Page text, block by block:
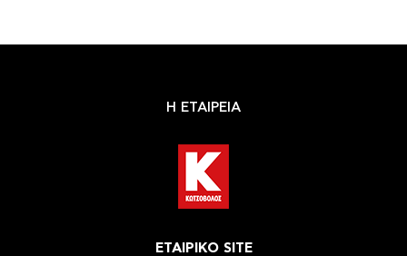
Η ΕΤΑΙΡΕΙΑ
ΕΤΑΙΡΙΚΟ SITE